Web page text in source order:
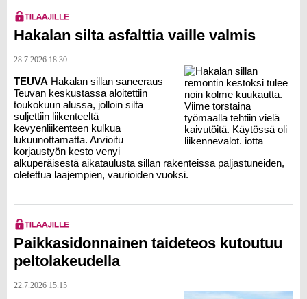
Hakalan silta asfalttia vaille valmis
28.7.2026 18.30
TEUVA Hakalan sillan saneeraus
Teuvan keskustassa aloitettiin
toukokuun alussa, jolloin silta
suljettiin liikenteeltä
kevyenliikenteen kulkua
lukuunottamatta. Arvioitu
korjaustyön kesto venyi
alkuperäisestä aikataulusta sillan rakenteissa paljastuneiden,
oletettua laajempien, vaurioiden vuoksi.
Paikkasidonnainen taideteos kutoutuu
peltolakeudella
22.7.2026 15.15